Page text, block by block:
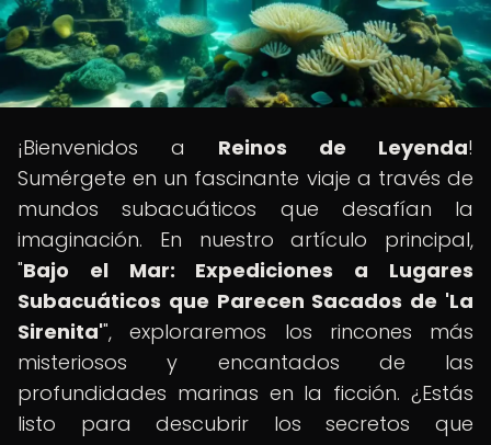
¡Bienvenidos a Reinos de Leyenda!
Sumérgete en un fascinante viaje a través de
mundos subacuáticos que desafían la
imaginación. En nuestro artículo principal,
"Bajo el Mar: Expediciones a Lugares
Subacuáticos que Parecen Sacados de 'La
Sirenita'", exploraremos los rincones más
misteriosos y encantados de las
profundidades marinas en la ficción. ¿Estás
listo para descubrir los secretos que